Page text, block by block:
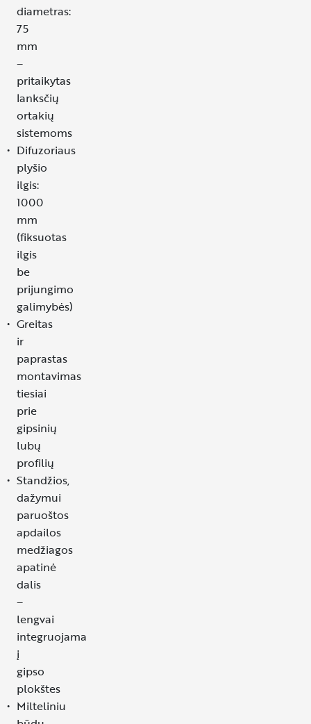
diametras:
75
mm
–
pritaikytas
lanksčių
ortakių
sistemoms
Difuzoriaus
plyšio
ilgis:
1000
mm
(fiksuotas
ilgis
be
prijungimo
galimybės)
Greitas
ir
paprastas
montavimas
tiesiai
prie
gipsinių
lubų
profilių
Standžios,
dažymui
paruoštos
apdailos
medžiagos
apatinė
dalis
–
lengvai
integruojama
į
gipso
plokštes
Milteliniu